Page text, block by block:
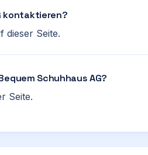
kontaktieren?
dieser Seite.
Schuhhaus AG?
Seite.